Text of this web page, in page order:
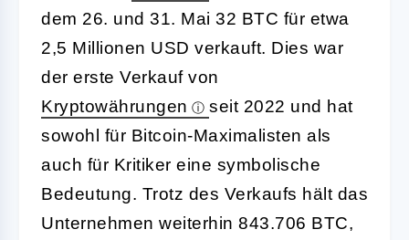
dem 26. und 31. Mai 32 BTC für etwa
2,5 Millionen USD verkauft. Dies war
der erste Verkauf von
Kryptowährungen
seit 2022 und hat
sowohl für Bitcoin-Maximalisten als
auch für Kritiker eine symbolische
Bedeutung. Trotz des Verkaufs hält das
Unternehmen weiterhin 843.706 BTC,